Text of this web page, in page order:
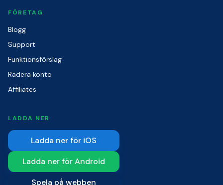
FÖRETAG
Blogg
Support
Funktionsförslag
Radera konto
Affiliates
LADDA NER
Ladda ner för iOS
Ladda ner för Android
Spela på webben